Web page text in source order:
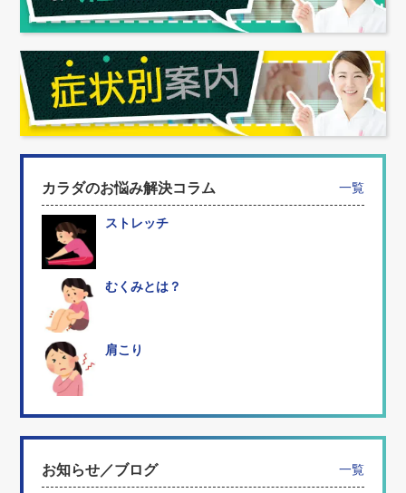
カラダのお悩み解決コラム 一覧
ストレッチ
むくみとは？
肩こり
お知らせ／ブログ 一覧